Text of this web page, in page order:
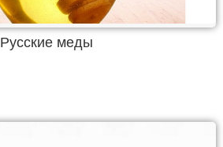
Русские меды